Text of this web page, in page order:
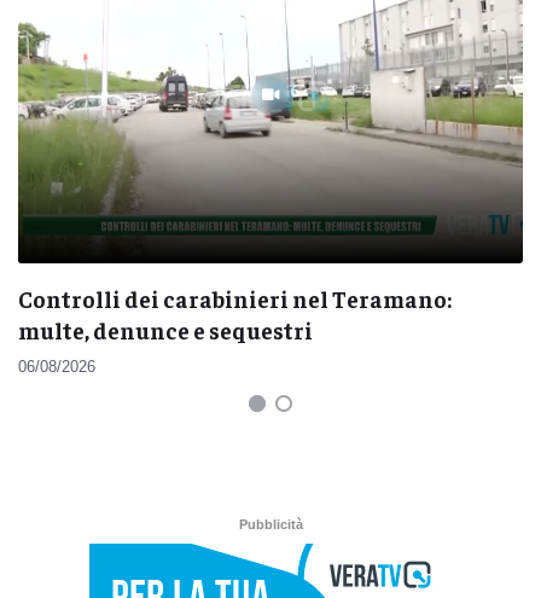
Controlli dei carabinieri nel Teramano:
multe, denunce e sequestri
06/08/2026
Pubblicità